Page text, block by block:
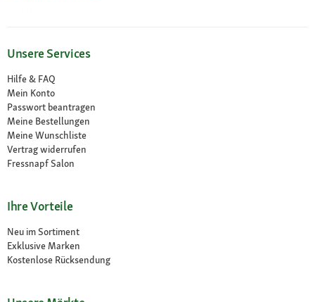
Unsere Services
Hilfe & FAQ
Mein Konto
Passwort beantragen
Meine Bestellungen
Meine Wunschliste
Vertrag widerrufen
Fressnapf Salon
Ihre Vorteile
Neu im Sortiment
Exklusive Marken
Kostenlose Rücksendung